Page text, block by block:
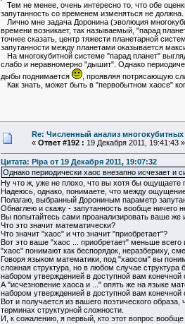
Тем не менее, очень интересно то, что обе
запутанность со временем изменяться не должна.
Лично мне задача Доронина (эволюция
времени возникает, так называемый, "парад
точнее сказать, центр тяжести планетарной
запутанности между планетами оказывается
На многокубитной системе "парад планет"
слабо и неравномерно "дышит". Однако
дыбы поднимается
, проявляя потрясающую
Как знать, может быть в "первобытном хаосе"
Re: Численный анализ многокубитных
« Ответ #192 : 19 Декабря 2011, 19:41:43 »
Цитата: Pipa от 19 Декабря 2011, 19:07:32
Однако периодически хаос внезапно исчезает и
Ну что ж, уже не плохо, что вы хотя бы ощущаете
Надеюсь, однако, понимаете, что между
Полагаю, выбранный Дорониным параметр
Обнаглею и скажу - запутанность вообще ничего
Вы попытайтесь сами проанализировать ваше же
Что это значит математически?
Что значит "хаос" и что значит "приобретает"?
Вот это ваше "хаос ... приобретает" меньше всего
"хаос" понимают как беспорядок, неразбериху,
Говоря языком математики, под "хаосом" вы
сложная структура, но в любом случае
набором утвержденией в доступной вам конечной
А "исчезновение хаоса и ..." опять же на языке
набором утвержденией в доступной вам конечной
Вот и получается из вашего поэтического
терминах структурной сложности.
И, к сожалению, я первый, кто этот вопрос вообще